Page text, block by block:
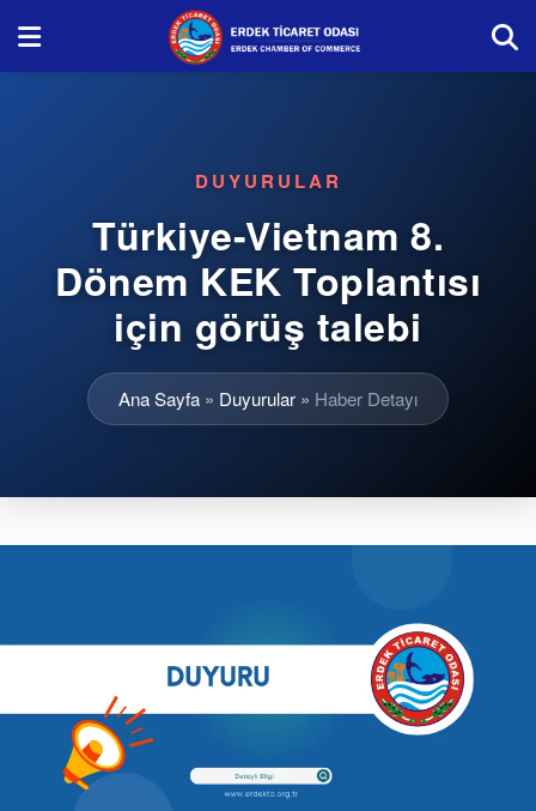
DUYURULAR
Türkiye-Vietnam 8.
Dönem KEK Toplantısı
için görüş talebi
Ana Sayfa » Duyurular » Haber Detayı